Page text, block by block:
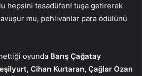
hepsini tesadüfen! tuşa getirerek
mu, pehlivanlar para ödülünü
oyunda Barış Çağatay
Cihan Kurtaran, Çağlar Ozan